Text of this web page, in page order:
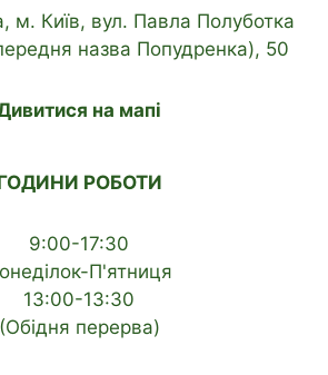
м. Київ, вул. Павла Полуботка
назва Попудренка), 50
на мапі
РОБОТИ
9:00-17:30
П'ятниця
13:00-13:30
(Обідня перерва)